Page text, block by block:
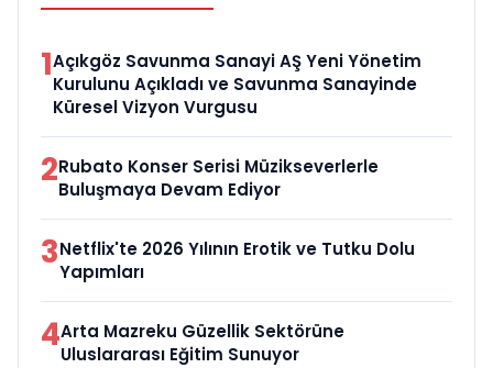
1Açıkgöz Savunma Sanayi AŞ Yeni Yönetim
Kurulunu Açıkladı ve Savunma Sanayinde
Küresel Vizyon Vurgusu
2Rubato Konser Serisi Müzikseverlerle
Buluşmaya Devam Ediyor
3Netflix'te 2026 Yılının Erotik ve Tutku Dolu
Yapımları
4Arta Mazreku Güzellik Sektörüne
Uluslararası Eğitim Sunuyor